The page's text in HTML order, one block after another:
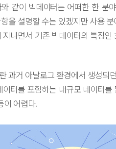
같이 빅데이터는 어떠한 한 분
을 설명할 수는 있겠지만 사용
지나면서 기존 빅데이터의 특징
과거 아날로그 환경에서 생성되
이터를 포함하는 대규모 데이터
이 어렵다.